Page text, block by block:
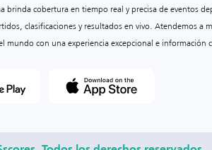
brinda cobertura en tiempo real y precisa de eventos
clasificaciones y resultados en vivo. Atendemos a
mundo con una experiencia excepcional e información